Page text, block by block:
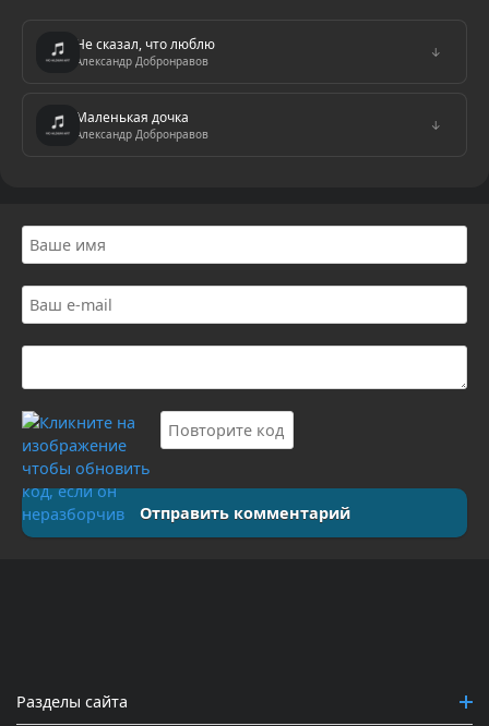
Не сказал, что люблю
Александр Добронравов
↓
Маленькая дочка
Александр Добронравов
↓
Отправить комментарий
Разделы сайта